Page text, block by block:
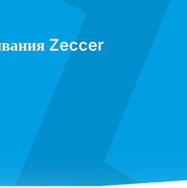
Zeccer